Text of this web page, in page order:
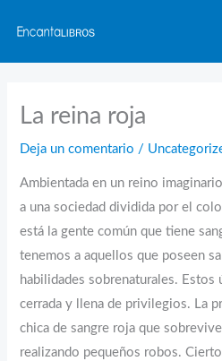
contenido
La reina roja
Deja un comentario /
Ambientada en un reino
a una sociedad dividida por el
está la gente común que tiene
tenemos a aquellos que poseen
habilidades sobrenaturales.
cerrada y llena de privilegios. La
chica de sangre roja que
realizando pequeños robos.